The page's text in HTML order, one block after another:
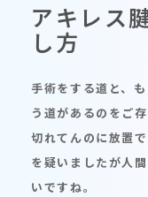
アキレス
し方
手術をする道と、
う道があるのをご
切れてんのに放置
を疑いましたが人
いですね。